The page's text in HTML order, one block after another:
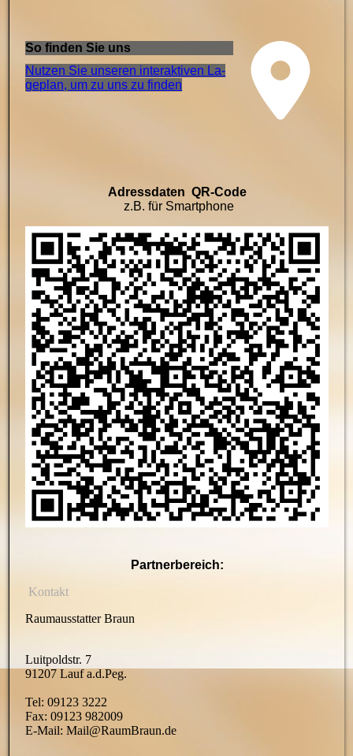
So finden Sie uns
Nutzen Sie unseren interaktiven La­
ge­plan, um zu uns zu finden
Adressdaten QR-Code
z.B. für Smartphone
Partnerbereich:
Kontakt
Raumausstatter Braun
Luitpoldstr. 7
91207 Lauf a.d.Peg.
Tel: 09123 3222
Fax: 09123 982009
E-Mail: Mail@RaumBraun.de